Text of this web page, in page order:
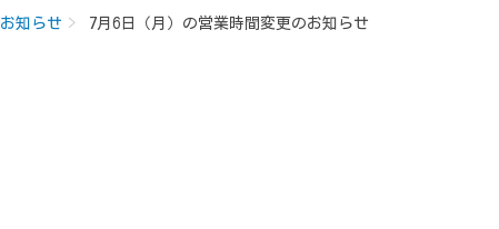
お知らせ 7月6日（月）の営業時間変更のお知らせ